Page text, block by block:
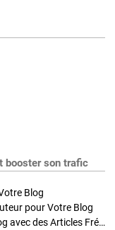
booster son trafic
Blog
pour Votre Blog
Stratégies de Publication : Boostez Votre Blog avec des Articles Fréquents et Exclusifs